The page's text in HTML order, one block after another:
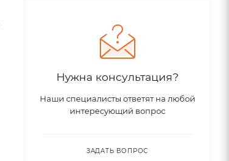
Нужна консультация?
Наши специалисты ответят на любой
интересующий вопрос
ЗАДАТЬ ВОПРОС